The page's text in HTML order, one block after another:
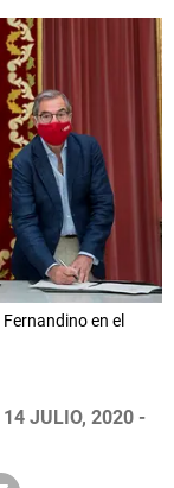
en el
14 JULIO, 2020 -